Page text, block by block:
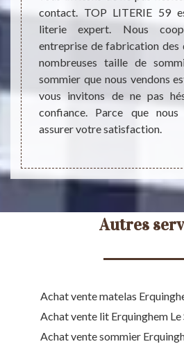
la
de
pas
contact. TOP LITERIE 59
literie expert. Nous
entreprise de fabrication
nombreuses taille de
sommier que nous vendons
vous invitons de ne pas
confiance. Parce que
assurer votre satisfaction.
Autres
Achat vente matelas
Achat vente lit Erquinghem Le
Achat vente sommier